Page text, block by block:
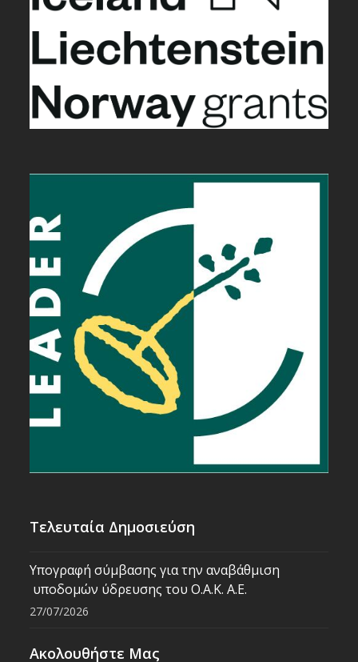
Τελευταία Δημοσιεύση
Υπογραφή σύμβασης για την αναβάθμιση
υποδομών ύδρευσης του Ο.Α.Κ. Α.Ε.
27/07/2026
Ακολουθήστε Μας